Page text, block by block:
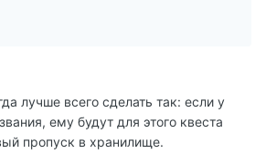
лучше всего сделать так: если у
ему будут для этого квеста
пропуск в хранилище.